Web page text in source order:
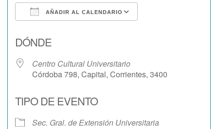
AÑADIR AL CALENDARIO
DÓNDE
Centro Cultural Universitario
Córdoba 798, Capital, Corrientes, 3400
TIPO DE EVENTO
Sec. Gral. de Extensión Universitaria